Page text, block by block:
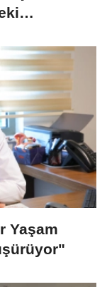
Yaşam